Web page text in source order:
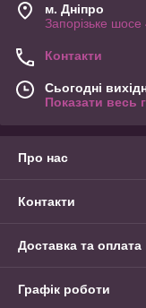
м. Дніпро
Запорізьке шосе
Контакти
Сьогодні
Показати весь
Про нас
Контакти
Доставка та оплата
Графік роботи